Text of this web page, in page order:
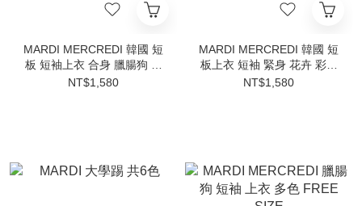
MARDI MERCREDI 韓國 短
板 短袖上衣 合身 臘腸狗 奶
茶/灰
NT$1,580
MARDI MERCREDI 韓國 短
板上衣 短袖 緊身 花卉 彩色
花
NT$1,580